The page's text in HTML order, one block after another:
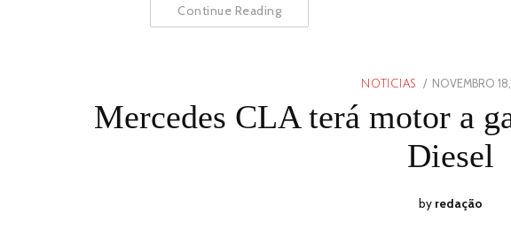
Continue Reading
NOTICIAS
POSTED
NOVEMBRO
Mercedes CLA terá motor a
Diesel
by redação